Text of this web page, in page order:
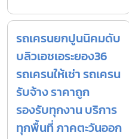
รถเครนยกปูนนิคมดับ
บลิวเอชเอระยอง36
รถเครนให้เช่า รถเครน
รับจ้าง ราคาถูก
รองรับทุกงาน บริการ
ทุกพื้นที่ ภาคตะวันออก